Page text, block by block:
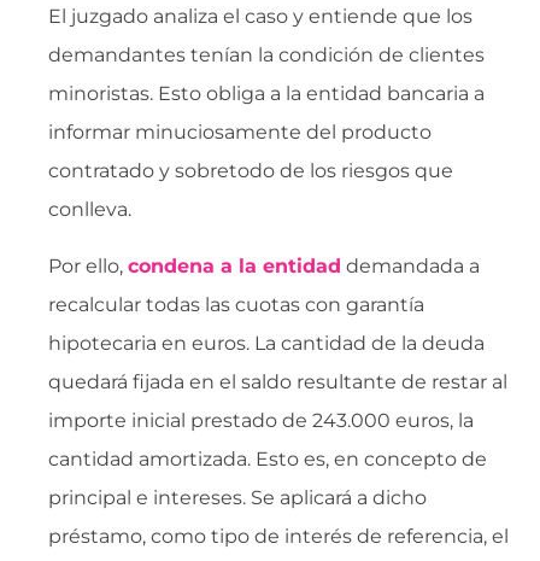
El juzgado analiza el caso y entiende que los
demandantes tenían la condición de clientes
minoristas. Esto obliga a la entidad bancaria a
informar minuciosamente del producto
contratado y sobretodo de los riesgos que
conlleva.
Por ello, condena a la entidad demandada a
recalcular todas las cuotas con garantía
hipotecaria en euros. La cantidad de la deuda
quedará fijada en el saldo resultante de restar al
importe inicial prestado de 243.000 euros, la
cantidad amortizada. Esto es, en concepto de
principal e intereses. Se aplicará a dicho
préstamo, como tipo de interés de referencia, el